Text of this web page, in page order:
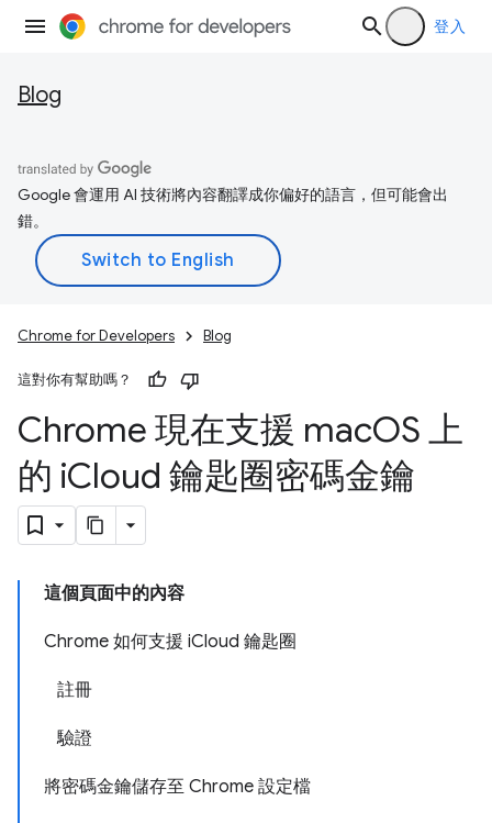
登入
Blog
Google 會運用 AI 技術將內容翻譯成你偏好的語言，但可能會出
錯。
Chrome for Developers Blog
這對你有幫助嗎？
Chrome 現在支援 macOS 上
的 iCloud 鑰匙圈密碼金鑰
這個頁面中的內容
Chrome 如何支援 iCloud 鑰匙圈
註冊
驗證
將密碼金鑰儲存至 Chrome 設定檔